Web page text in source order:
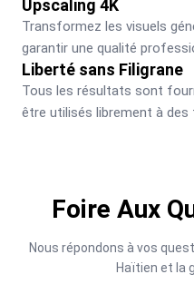
Upscaling 4K
Transformez les visuels
garantir une qualité
Liberté sans Filigrane
Tous les résultats sont
être utilisés librement à des
Foire Aux
Nous répondons à vos
Haïtien et la